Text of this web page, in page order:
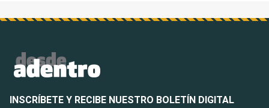
INSCRÍBETE Y RECIBE NUESTRO BOLETÍN DIGITAL